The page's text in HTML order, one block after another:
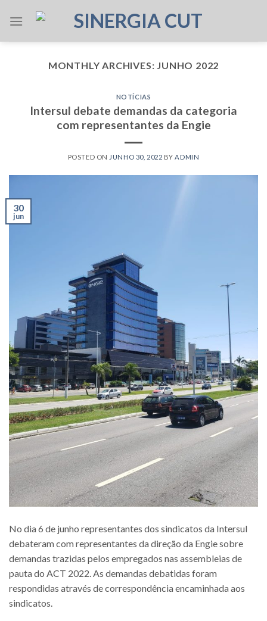
MONTHLY ARCHIVES: JUNHO 2022
NOTÍCIAS
Intersul debate demandas da categoria
com representantes da Engie
POSTED ON JUNHO 30, 2022 BY ADMIN
30
jun
No dia 6 de junho representantes dos sindicatos da Intersul
debateram com representantes da direção da Engie sobre
demandas trazidas pelos empregados nas assembleias de
pauta do ACT 2022. As demandas debatidas foram
respondidas através de correspondência encaminhada aos
sindicatos.